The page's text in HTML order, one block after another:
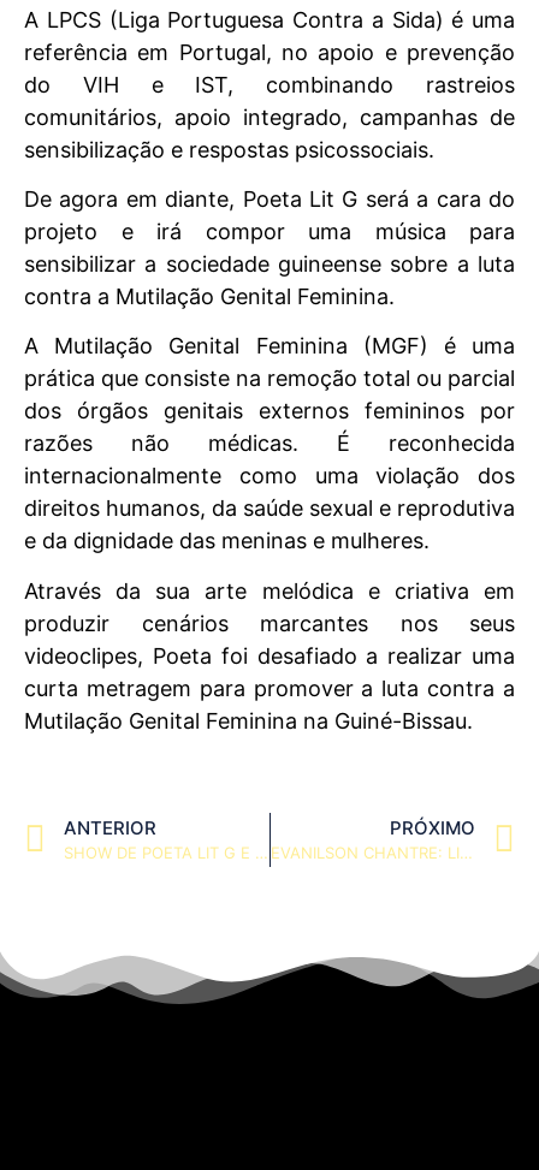
A LPCS (Liga Portuguesa Contra a Sida) é uma
referência em Portugal, no apoio e prevenção
do VIH e IST, combinando rastreios
comunitários, apoio integrado, campanhas de
sensibilização e respostas psicossociais.
De agora em diante, Poeta Lit G será a cara do
projeto e irá compor uma música para
sensibilizar a sociedade guineense sobre a luta
contra a Mutilação Genital Feminina.
A Mutilação Genital Feminina (MGF) é uma
prática que consiste na remoção total ou parcial
dos órgãos genitais externos femininos por
razões não médicas. É reconhecida
internacionalmente como uma violação dos
direitos humanos, da saúde sexual e reprodutiva
e da dignidade das meninas e mulheres.
Através da sua arte melódica e criativa em
produzir cenários marcantes nos seus
videoclipes, Poeta foi desafiado a realizar uma
curta metragem para promover a luta contra a
Mutilação Genital Feminina na Guiné-Bissau.
ANTERIOR
SHOW DE POETA LIT G E PATCHE DI RIMA NA CASA DA MUSICA EM PORTO – PORTUGAL
PRÓXIMO
EVANILSON CHANTRE: LIDERANÇA, VISÃO E COMPROMISSO COM A COMUNIDADE